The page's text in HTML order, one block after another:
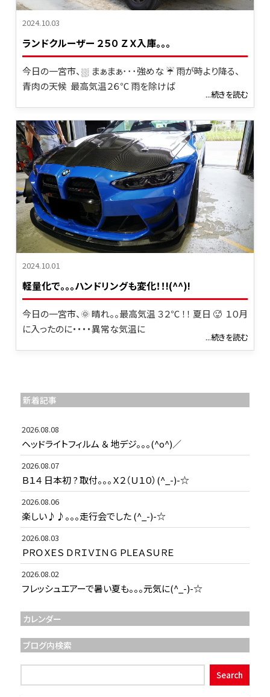
2024.10.03
ランドクルーザー ２５０ ＺＸ入庫。。。
今日の一宮市、⛆ まぁまぁ･･･強めな ☔ 雨が時より降る、
青肉の天候 最高気温２６℃ 雨を除けば
...続きを読む
2024.10.01
軽量化で｡｡｡ハンドリングも変化！！!(^^)!
今日の一宮市、🌞 晴れ。。最高気温 ３２℃ ！！ 夏日 🥵 １０月
に入ったのに・・・・異常な気温に
...続きを読む
新着記事
2026.08.08
ヘッドライトフィルム ＆ 地デジ。。。(^o^)／
2026.08.07
Ｂ１４ 日本初 ? 取付。。。Ｘ２（Ｕ１０）(^_-)-☆
2026.08.06
楽しい♪♪。。。走行会でした (^_-)-☆
2026.08.03
ＰＲＯＸＥＳ ＤＲＩＶＩＮＧ ＰＬＥＡＳＵＲＥ
2026.08.02
フレッシュエアーで暑い夏も。。。元気に(^_-)-☆
カレンダー
ブログ内検索